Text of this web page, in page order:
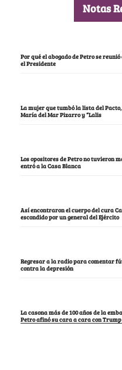
Notas
Por qué el abogado de Petro se
el Presidente
La mujer que tumbó la lista del
María del Mar Pizarro y “Lalis
Los opositores de Petro no tuvieron
entró a la Casa Blanca
Así encontraron el cuerpo del cura
escondido por un general del Ejército
Regresar a la radio para comentar
contra la depresión
La casona más de 100 años de la
Petro afinó su cara a cara con Trump